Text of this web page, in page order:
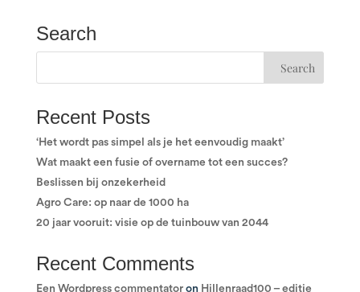
Search
Recent Posts
‘Het wordt pas simpel als je het eenvoudig maakt’
Wat maakt een fusie of overname tot een succes?
Beslissen bij onzekerheid
Agro Care: op naar de 1000 ha
20 jaar vooruit: visie op de tuinbouw van 2044
Recent Comments
Een Wordpress commentatoron Hillenraad100 – editie